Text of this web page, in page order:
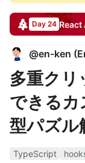
Day 24 React
@en-ken (
多重クリ
できる
型パズル
TypeScript